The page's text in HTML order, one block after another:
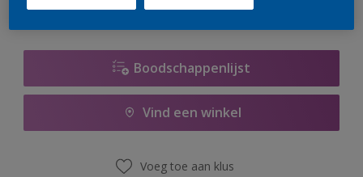
Boodschappenlijst
Vind een winkel
Voeg toe aan klus